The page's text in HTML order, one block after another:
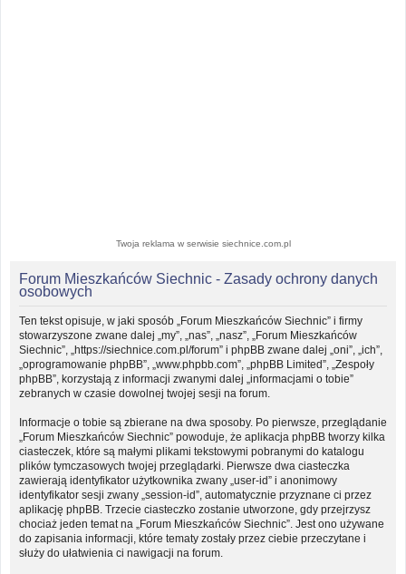
Twoja reklama w serwisie siechnice.com.pl
Forum Mieszkańców Siechnic - Zasady ochrony danych
osobowych
Ten tekst opisuje, w jaki sposób „Forum Mieszkańców Siechnic” i firmy
stowarzyszone zwane dalej „my”, „nas”, „nasz”, „Forum Mieszkańców
Siechnic”, „https://siechnice.com.pl/forum” i phpBB zwane dalej „oni”, „ich”,
„oprogramowanie phpBB”, „www.phpbb.com”, „phpBB Limited”, „Zespoły
phpBB”, korzystają z informacji zwanymi dalej „informacjami o tobie”
zebranych w czasie dowolnej twojej sesji na forum.
Informacje o tobie są zbierane na dwa sposoby. Po pierwsze, przeglądanie
„Forum Mieszkańców Siechnic” powoduje, że aplikacja phpBB tworzy kilka
ciasteczek, które są małymi plikami tekstowymi pobranymi do katalogu
plików tymczasowych twojej przeglądarki. Pierwsze dwa ciasteczka
zawierają identyfikator użytkownika zwany „user-id” i anonimowy
identyfikator sesji zwany „session-id”, automatycznie przyznane ci przez
aplikację phpBB. Trzecie ciasteczko zostanie utworzone, gdy przejrzysz
chociaż jeden temat na „Forum Mieszkańców Siechnic”. Jest ono używane
do zapisania informacji, które tematy zostały przez ciebie przeczytane i
służy do ułatwienia ci nawigacji na forum.